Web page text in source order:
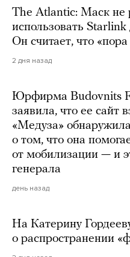
The Atlantic: Маск не
использовать
Он считает, что
2 дня назад
Юрфирма Budovnits
заявила, что ее сайт
«Медуза»
о том, что она
от мобилизации — и
генерала
день назад
На Катерину
о распространении